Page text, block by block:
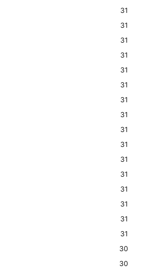
31
31
31
31
31
31
31
31
31
31
31
31
31
31
31
31
30
30